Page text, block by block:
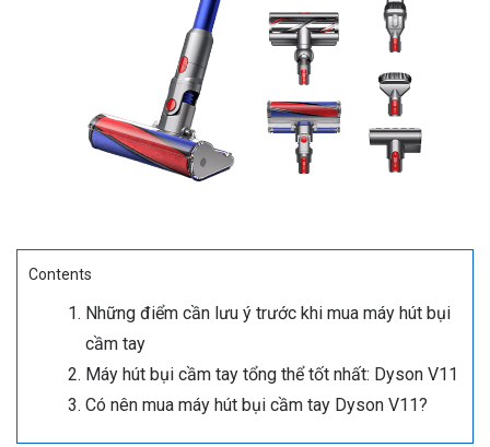
Contents
Những điểm cần lưu ý trước khi mua máy hút bụi
cầm tay
Máy hút bụi cầm tay tổng thể tốt nhất: Dyson V11
Có nên mua máy hút bụi cầm tay Dyson V11?